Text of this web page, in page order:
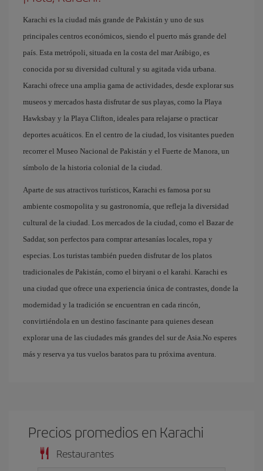
Karachi es la ciudad más grande de Pakistán y uno de sus
principales centros económicos, siendo el puerto más grande del
país. Esta metrópoli, situada en la costa del mar Arábigo, es
conocida por su diversidad cultural y su agitada vida urbana.
Karachi ofrece una amplia gama de actividades, desde explorar sus
museos y mercados hasta disfrutar de sus playas, como la Playa
Hawksbay y la Playa Clifton, ideales para relajarse o practicar
deportes acuáticos. En el centro de la ciudad, los visitantes pueden
recorrer el Museo Nacional de Pakistán y el Fuerte de Manora, un
símbolo de la historia colonial de la ciudad.
Aparte de sus atractivos turísticos, Karachi es famosa por su
ambiente cosmopolita y su gastronomía, que refleja la diversidad
cultural de la ciudad. Los mercados de la ciudad, como el Bazar de
Saddar, son perfectos para comprar artesanías locales, ropa y
especias. Los turistas también pueden disfrutar de los platos
tradicionales de Pakistán, como el biryani o el karahi. Karachi es
una ciudad que ofrece una experiencia única de contrastes, donde la
modernidad y la tradición se encuentran en cada rincón,
convirtiéndola en un destino fascinante para quienes desean
explorar una de las ciudades más grandes del sur de Asia.No esperes
más y reserva ya tus vuelos baratos para tu próxima aventura.
Precios promedios en Karachi
Restaurantes